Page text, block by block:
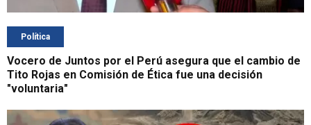
Política
Vocero de Juntos por el Perú asegura que el cambio de
Tito Rojas en Comisión de Ética fue una decisión
"voluntaria"